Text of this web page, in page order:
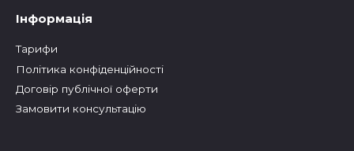
Інформація
Тарифи
Політика конфіденційності
Договір публічної оферти
Замовити консультацію